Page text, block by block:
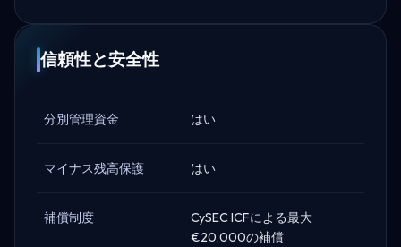
信頼性と安全性
分別管理資金 はい
マイナス残高保護 はい
補償制度
CySEC ICFによる最大
€20,000の補償